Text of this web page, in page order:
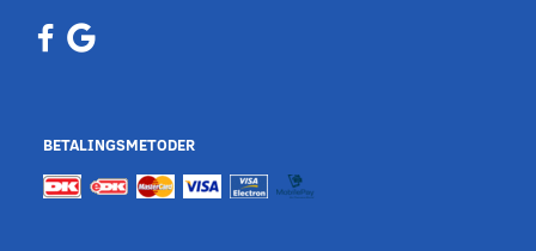
BETALINGSMETODER